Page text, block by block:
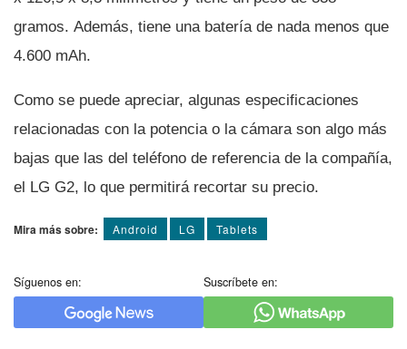
gramos. Además, tiene una baterí­a de nada menos que
4.600 mAh.
Como se puede apreciar, algunas especificaciones
relacionadas con la potencia o la cámara son algo más
bajas que las del teléfono de referencia de la compañí­a,
el LG G2, lo que permitirá recortar su precio.
Mira más sobre: Android LG Tablets
Síguenos en: Suscríbete en: